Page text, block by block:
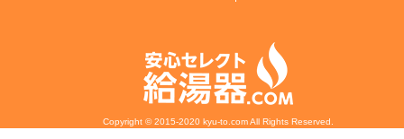
Copyright © 2015-2020 kyu-to.com All Rights Reserved.